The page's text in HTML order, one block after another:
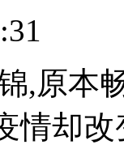
,原本
情却